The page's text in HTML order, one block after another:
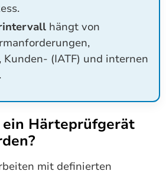
hängt von
Kunden- (IATF) und internen
ein Härteprüfgerät
mit definierten